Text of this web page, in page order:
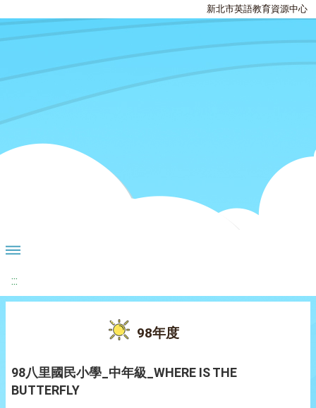
新北市英語教育資源中心
:::
98年度
98八里國民小學_中年級_WHERE IS THE
BUTTERFLY